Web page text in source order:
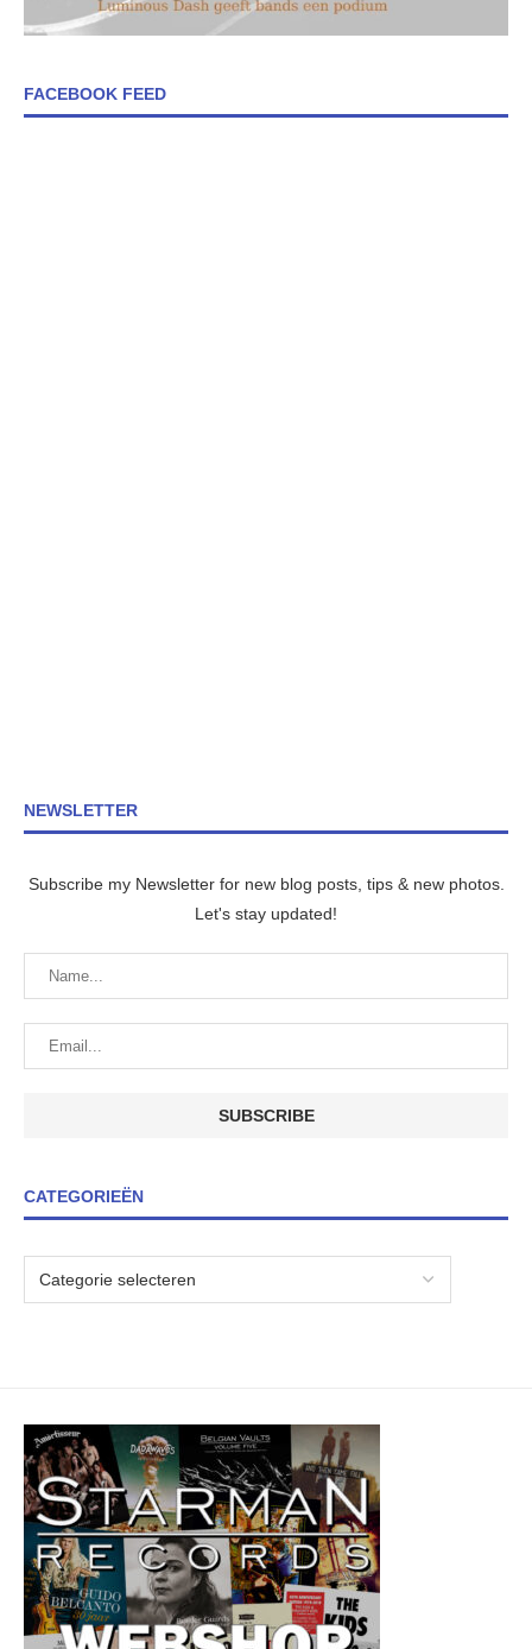
FACEBOOK FEED
NEWSLETTER
Subscribe my Newsletter for new blog posts, tips & new photos.
Let's stay updated!
CATEGORIEËN